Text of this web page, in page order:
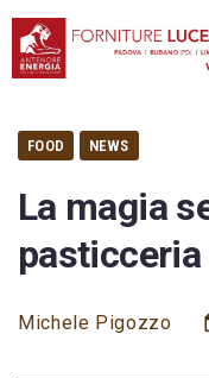
FOOD NEWS
La magia
pasticceria
Michele Pigozzo